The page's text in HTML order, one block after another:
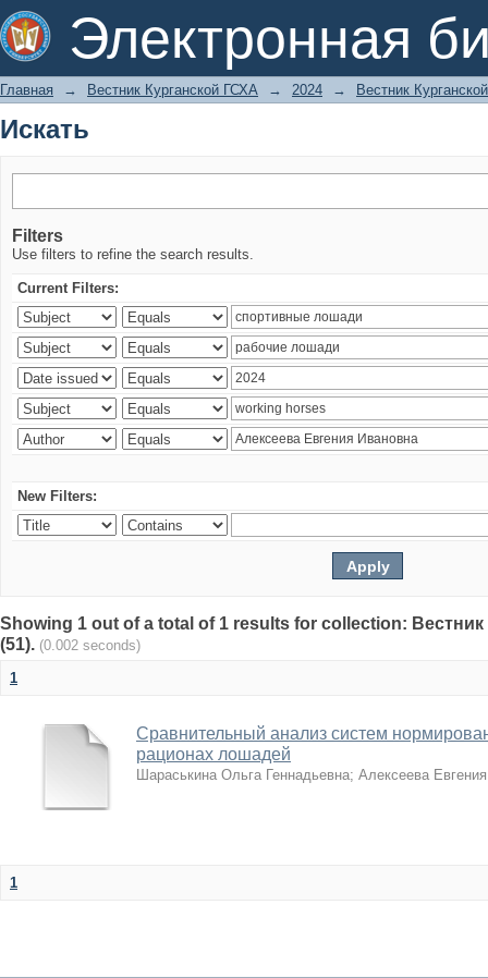
Электронная
Искать
Главная → Вестник Курганской ГСХА → 2024 → Вестник
Искать
Filters
Use filters to refine the search results.
Current Filters:
New Filters:
Showing 1 out of a total of 1 results for collection:
(51). (0.002 seconds)
1
Сравнительный анализ систем
рационах лошадей
Шараськина Ольга Геннадьевна; Алексеева
1